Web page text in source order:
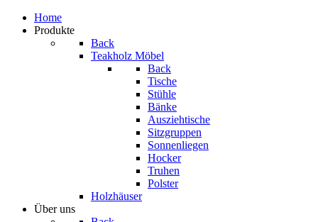
Home
Produkte
Back
Teakholz Möbel
Back
Tische
Stühle
Bänke
Ausziehtische
Sitzgruppen
Sonnenliegen
Hocker
Truhen
Polster
Holzhäuser
Über uns